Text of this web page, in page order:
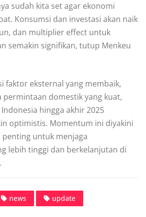
sudah kita set agar ekonomi
Konsumsi dan investasi akan naik
dan multiplier effect untuk
semakin signifikan, tutup Menkeu
faktor eksternal yang membaik,
permintaan domestik yang kuat,
hingga akhir 2025
optimistis. Momentum ini diyakini
untuk menjaga
lebih tinggi dan berkelanjutan di
news update